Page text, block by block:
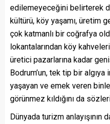
edilemeyeceğini belirterek
kültürü, köy yaşamı, üretim
çok katmanlı bir coğrafya
lokantalarından köy
üretici pazarlarına kadar
Bodrum’un, tek tip bir
yaşayan ve emek veren
görünmez kıldığını da
Dünyada turizm